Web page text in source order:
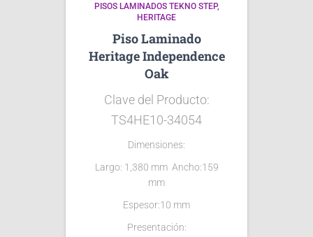
PISOS LAMINADOS TEKNO STEP
HERITAGE
Piso Laminado
Heritage Independence
Oak
Clave del Producto:
TS4HE10-34054
Dimensiones:
Largo: 1,380 mm Ancho:159
mm
Espesor:10 mm
Presentación: